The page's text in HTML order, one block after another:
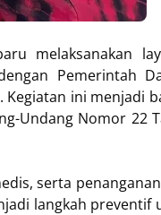
melaksanakan
Pemerintah
ini menjadi
Undang Nomor 22
serta
langkah preventif